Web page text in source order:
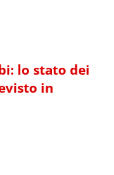
lo stato dei
in